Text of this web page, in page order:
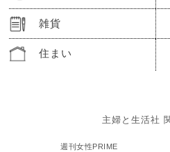
雑貨
住まい
主婦と生活社
週刊女性PRIME